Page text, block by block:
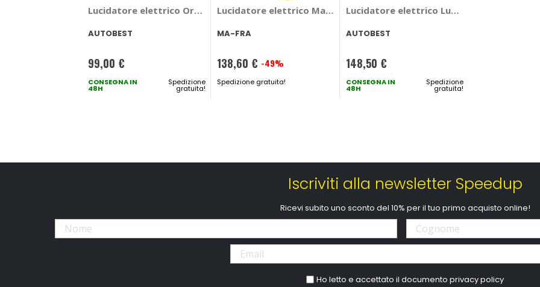
Lucidatore elettrico Orbitale Pro - AUTOBEST
AUTOBEST
99,00 €
CONSEGNA IN
48H
Spedizione
gratuita!
Lucidatore elettrico Maniac - EASYTECH - MA-FRA
MA-FRA
Prezzo
speciale
138,60 € -49%
Spedizione gratuita!
Lucidatore elettrico Lucidatrice orbitale -
AUTOBEST
148,50 €
CONSEGNA IN
48H
Spedizione
gratuita!
Iscriviti alla newsletter Speedup
Ricevi subito uno sconto del 10% per il tuo primo acquisto online!
Ho letto e accettato il documentoprivacy policy